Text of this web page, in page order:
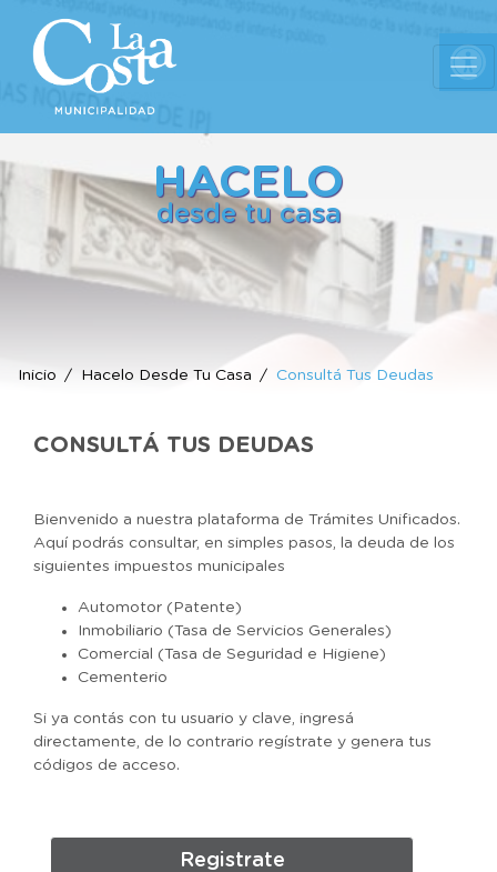
HACELO
desde tu casa
Inicio Hacelo Desde Tu Casa Consultá Tus Deudas
CONSULTÁ TUS DEUDAS
Bienvenido a nuestra plataforma de Trámites Unificados.
Aquí podrás consultar, en simples pasos, la deuda de los
siguientes impuestos municipales
Automotor (Patente)
Inmobiliario (Tasa de Servicios Generales)
Comercial (Tasa de Seguridad e Higiene)
Cementerio
Si ya contás con tu usuario y clave, ingresá
directamente, de lo contrario regístrate y genera tus
códigos de acceso.
Registrate